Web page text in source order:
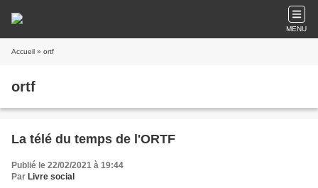
MENU
Accueil » ortf
ortf
La télé du temps de l'ORTF
Publié le 22/02/2021 à 19:44
Par Livre social